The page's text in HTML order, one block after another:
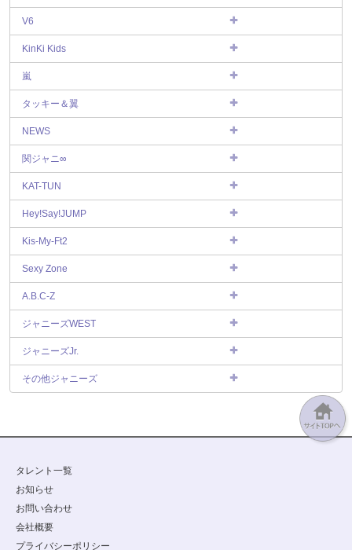
V6
KinKi Kids
嵐
タッキー＆翼
NEWS
関ジャニ∞
KAT-TUN
Hey!Say!JUMP
Kis-My-Ft2
Sexy Zone
A.B.C-Z
ジャニーズWEST
ジャニーズJr.
その他ジャニーズ
タレント一覧
お知らせ
お問い合わせ
会社概要
プライバシーポリシー